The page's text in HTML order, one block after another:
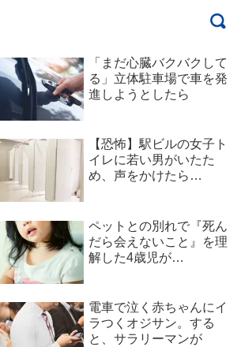
「まだ心臓バクバクして
る」立体駐車場で車を発
進しようとしたら
【恐怖】駅ビルの女子ト
イレに若い男がいたた
め、声をかけたら…
ペットとの別れで『死ん
だら会えないこと』を理
解した4歳児が…
電車で泣く赤ちゃんにイ
ラつくオジサン。する
と、サラリーマンが